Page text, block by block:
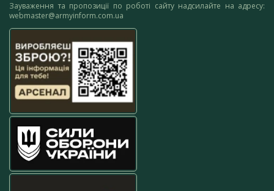
Зауваження та пропозиції по роботі сайту надсилайте на адресу:
webmaster@armyinform.com.ua